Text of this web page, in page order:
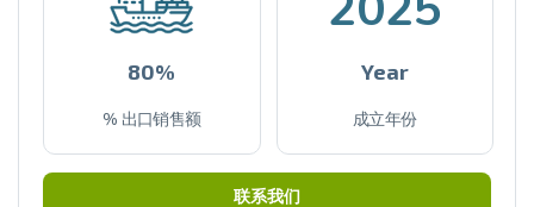
80%
% 出口销售额
Year
成立年份
联系我们